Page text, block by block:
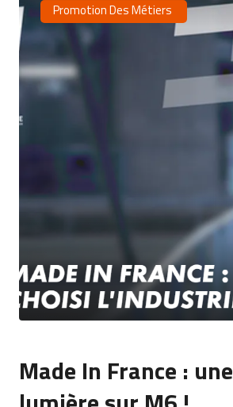
Promotion Des Métiers
Made In France :